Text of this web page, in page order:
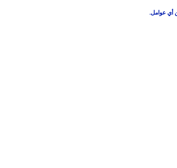
أي عوامل.